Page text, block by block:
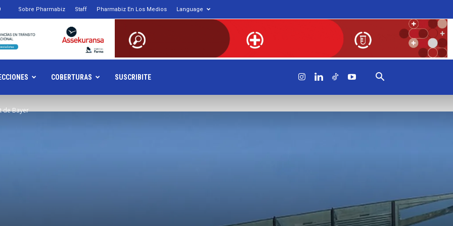
Sobre Pharmabiz Staff Pharmabiz En Los Medios Language
COBERTURAS SUSCRIBITE
de Bayer